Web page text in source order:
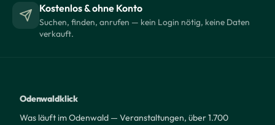
Kostenlos & ohne Konto
Suchen, finden, anrufen — kein Login nötig, keine Daten
verkauft.
Odenwaldklick
Was läuft im Odenwald — Veranstaltungen, über 1.700